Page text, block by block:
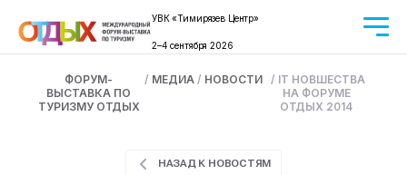
УВК «Тимирязев Центр»
2–4 сентября 2026
ФОРУМ-
ВЫСТАВКА ПО
ТУРИЗМУ ОТДЫХ
/ МЕДИА/ НОВОСТИ / IT НОВШЕСТВА
НА ФОРУМЕ
ОТДЫХ 2014
НАЗАД К НОВОСТЯМ